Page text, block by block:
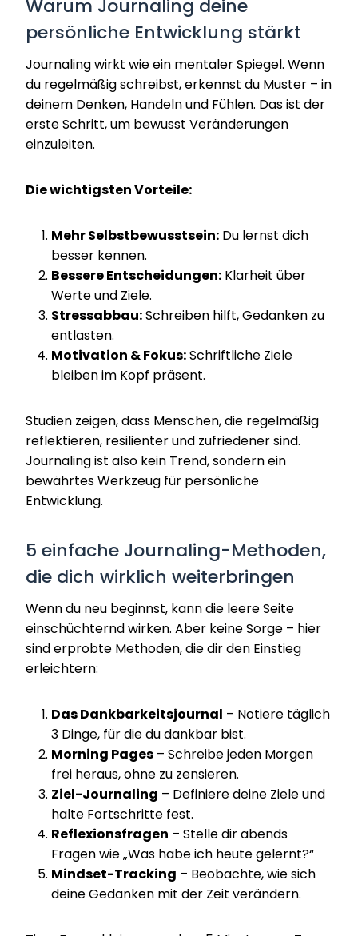
Warum Journaling deine
persönliche Entwicklung stärkt
Journaling wirkt wie ein mentaler Spiegel. Wenn
du regelmäßig schreibst, erkennst du Muster – in
deinem Denken, Handeln und Fühlen. Das ist der
erste Schritt, um bewusst Veränderungen
einzuleiten.
Die wichtigsten Vorteile:
Mehr Selbstbewusstsein: Du lernst dich
besser kennen.
Bessere Entscheidungen: Klarheit über
Werte und Ziele.
Stressabbau:Schreiben hilft, Gedanken zu
entlasten.
Motivation & Fokus:Schriftliche Ziele
bleiben im Kopf präsent.
Studien zeigen, dass Menschen, die regelmäßig
reflektieren, resilienter und zufriedener sind.
Journaling ist also kein Trend, sondern ein
bewährtes Werkzeug für persönliche
Entwicklung.
5 einfache Journaling-Methoden,
die dich wirklich weiterbringen
Wenn du neu beginnst, kann die leere Seite
einschüchternd wirken. Aber keine Sorge – hier
sind erprobte Methoden, die dir den Einstieg
erleichtern:
Das Dankbarkeitsjournal – Notiere täglich
3 Dinge, für die du dankbar bist.
Morning Pages – Schreibe jeden Morgen
frei heraus, ohne zu zensieren.
Ziel-Journaling – Definiere deine Ziele und
halte Fortschritte fest.
Reflexionsfragen – Stelle dir abends
Fragen wie „Was habe ich heute gelernt?“
Mindset-Tracking – Beobachte, wie sich
deine Gedanken mit der Zeit verändern.